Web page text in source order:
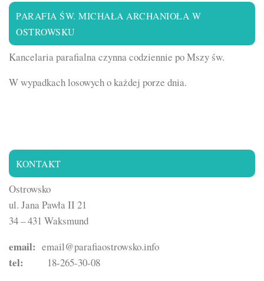
PARAFIA ŚW. MICHAŁA ARCHANIOŁA W
OSTROWSKU
Kancelaria parafialna czynna codziennie po Mszy św.
W wypadkach losowych o każdej porze dnia.
KONTAKT
Ostrowsko
ul. Jana Pawła II 21
34 – 431 Waksmund
email: email@parafiaostrowsko.info
tel: 18-265-30-08